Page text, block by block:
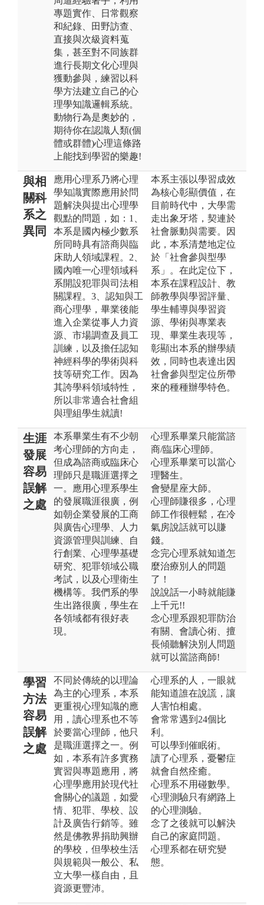
專題實作、日常觀察
和紀錄、田野訪查、
直接與次級資料蒐
集，甚至對不同族群
進行長期文化心理與
獲動參與，練習以科
學方法建立自己的心
理學知識邏輯系統。
動物行為是奧妙的，
期待你在認識人類(個
體或群體)心理這條路
上能找到學習的樂趣!
與相
關科
系之
異同
應用心理系乃將心理
學知識實際應用於問
題解決與提出心理學
觀點的問題，如：1、
本系是國內極少數系
所同時具有諮商與臨
床助人領域課程。2、
國內唯一心理領域科
系開設犯罪與司法相
關課程。3、認知與工
商心理學，畢業後能
進入企業從事人力資
源、市場調查及員工
訓練，以及擔任認知
神經科學的學術與科
技等研究工作。因為
其誇學科領域特性，
所以非常適合社會組
與理組學生就讀!
本系主張以學習成效
為核心彰顯價值，在
目前時代中，大學需
走出象牙塔，契連於
社會脈動與需要。因
此，本系清楚地定位
於「社會參與型學
系」。在此定位下，
本系在課程設計、教
師教學與學習評量、
學生輔導與學習資
源、學術與專業表
現、畢業生表現等，
彰顯出本系的辦學績
效，同時也表達出因
社會參與型定位所帶
來的種種辦學特色。
生涯
發展
容易
誤解
之處
本系畢業生有不少朝
考心理師的方向走，
但成為諮商或臨床心
理師只是職涯選擇之
一。應用心理系學生
的發展職涯很廣，例
如朝企業發展的工商
與廣告心理學、人力
資源管理與訓練、自
行創業、心理學基礎
研究、犯罪領域公職
考試，以及心理衛生
機構等。我們系的學
生出路很廣，學生在
各領域都有很好表
現。
心理系畢業只能當諮
商/臨床心理師。
心理系畢業可以當心
理醫生。
會變星座大師。
心理師賺很多，心理
師工作很輕鬆，在冷
氣房說話就可以賺
錢。
念完心理系就知道怎
麼治療別人的問題
了！
說說話一小時就能賺
上千元!!
念心理系跟犯罪防治
有關、會讀心術、擅
長傾聽解決別人問題
就可以當諮商師!
學習
方法
容易
誤解
之處
不同於傳統的以理論
為主的心理系，本系
更重視心理知識的應
用，讀心理系也不等
於要當心理師，他只
是職涯選擇之一。例
如，本系有許多實務
實習與專題應用，將
心理學應用於現代社
會關心的議題，如愛
情、犯罪、學校、設
計及廣告行銷等。雖
然是佛教界捐助興辦
的學校，但學校生活
與規範與一般公、私
立大學一樣自由，且
資源更豐沛。
心理系的人，一眼就
能知道誰在說謊，讓
人害怕相處。
會常常遇到24個比
利。
可以學到催眠術。
讀了心理系，憂鬱症
就會自然痊癒。
心理系不用碰數學。
心理測驗只有網路上
的心理測驗。
念了之後就可以解決
自己的家庭問題。
心理系都在研究變
態。